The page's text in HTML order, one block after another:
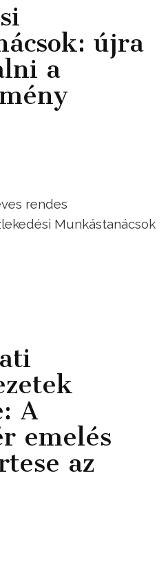
újra
a
rendes
Munkástanácsok
A
emelés
az